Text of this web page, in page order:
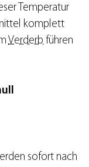
Temperatur
komplett
Verderb führen
sofort nach